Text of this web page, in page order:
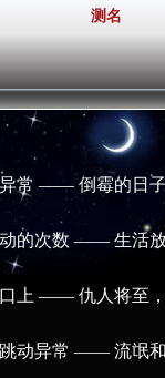
测名
常 —— 倒霉的日
的次数 —— 生活放
上 —— 仇人将至，
动异常 —— 流氓